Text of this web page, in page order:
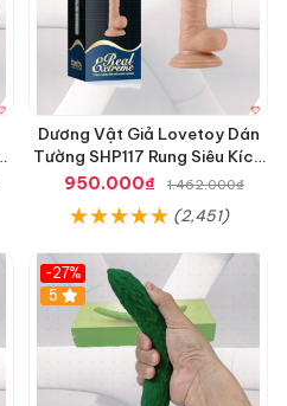
Dương Vật Giả Lovetoy Dán
Tường SHP117 Rung Siêu Kích
Thích
950.000₫ 1.462.000₫
(2,451)
-27%
5